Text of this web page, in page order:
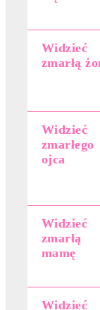
Widzieć
zmarłą
Widzieć
zmarłego
ojca
Widzieć
zmarłą
mamę
Widzieć